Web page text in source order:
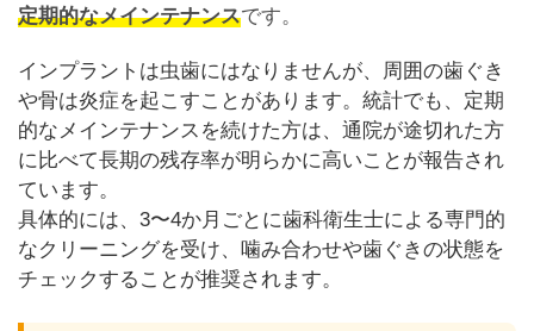
定期的なメインテナンスです。
インプラントは虫歯にはなりませんが、周囲の歯ぐき
や骨は炎症を起こすことがあります。統計でも、定期
的なメインテナンスを続けた方は、通院が途切れた方
に比べて長期の残存率が明らかに高いことが報告され
ています。
具体的には、3〜4か月ごとに歯科衛生士による専門的
なクリーニングを受け、噛み合わせや歯ぐきの状態を
チェックすることが推奨されます。